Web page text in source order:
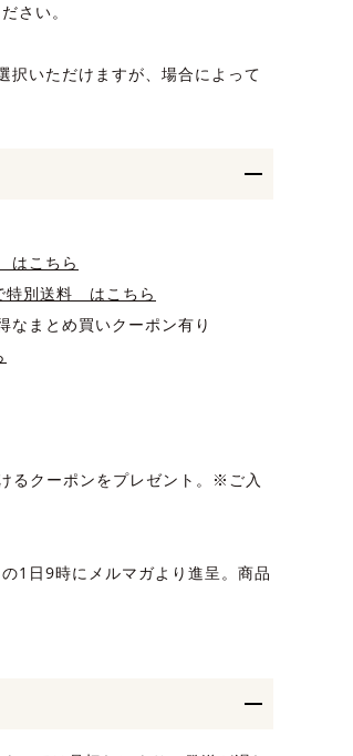
さい。
択いただけますが、場合によって
はこちら
特別送料 はこちら
なまとめ買いクーポン有り
るクーポンをプレゼント。※ご入
1日9時にメルマガより進呈。商品